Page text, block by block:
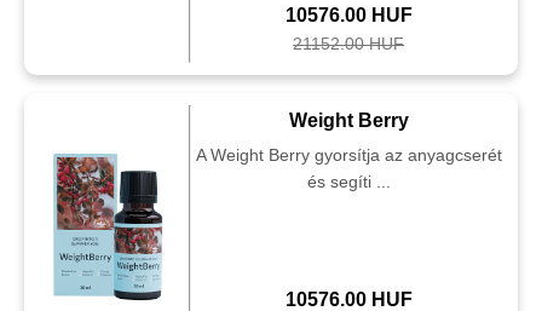
10576.00 HUF
21152.00 HUF
Weight Berry
A Weight Berry gyorsítja az anyagcserét
és segíti ...
10576.00 HUF